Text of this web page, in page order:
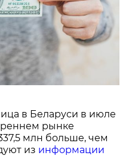
в Беларуси в июле
рынке
млн больше, чем
из информации